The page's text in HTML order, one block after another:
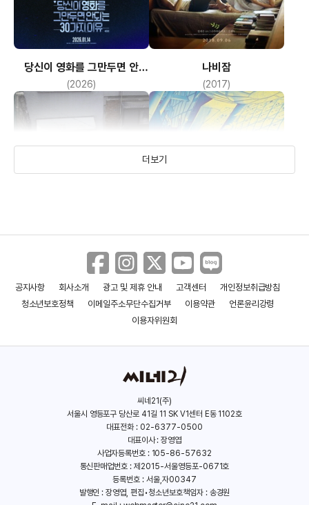
당신이 영화를 그만두면 안
되는 30가지 이유: 2막 Deep
Field 심연
(2026)
나비잠
(2017)
아파트 생태계 말하는 건축 시티:홀
더보기
공지사항 회사소개 광고 및 제휴 안내 고객센터
개인정보취급방침
청소년보호정책
이메일주소무단수집거부 이용약관
언론윤리강령
이용자위원회
씨네21(주)
서울시 영등포구 당산로 41길 11 SK V1센터 E동 1102호
대표전화 : 02-6377-0500
대표이사 : 장영엽
사업자등록번호 : 105-86-57632
통신판매업번호 : 제2015-서울영등포-0671호
등록번호 : 서울,자00347
발행인 : 장영엽, 편집•청소년보호책임자 : 송경원